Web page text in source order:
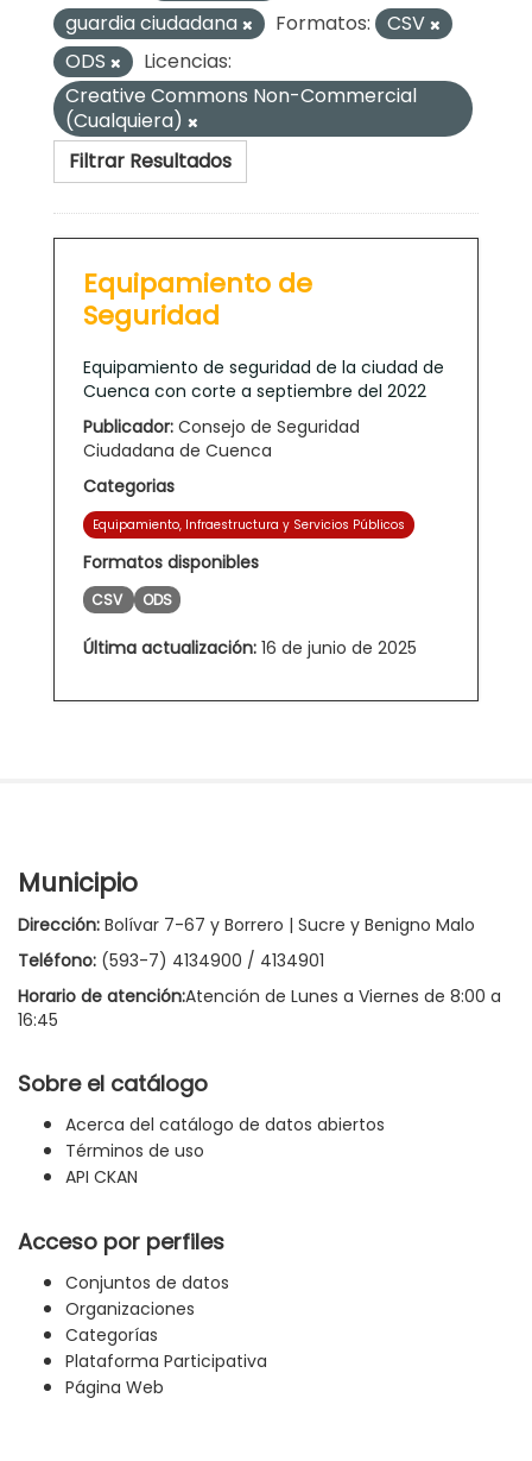
guardia ciudadana
Formatos:
CSV
ODS
Licencias:
Creative Commons Non-Commercial
(Cualquiera)
Filtrar Resultados
Equipamiento de
Seguridad
Equipamiento de seguridad de la ciudad de
Cuenca con corte a septiembre del 2022
Publicador: Consejo de Seguridad
Ciudadana de Cuenca
Categorias
Equipamiento, Infraestructura y Servicios Públicos
Formatos disponibles
CSV ODS
Última actualización: 16 de junio de 2025
Municipio
Dirección: Bolívar 7-67 y Borrero | Sucre y Benigno Malo
Teléfono: (593-7) 4134900 / 4134901
Horario de atención:Atención de Lunes a Viernes de 8:00 a
16:45
Sobre el catálogo
Acerca del catálogo de datos abiertos
Términos de uso
API CKAN
Acceso por perfiles
Conjuntos de datos
Organizaciones
Categorías
Plataforma Participativa
Página Web